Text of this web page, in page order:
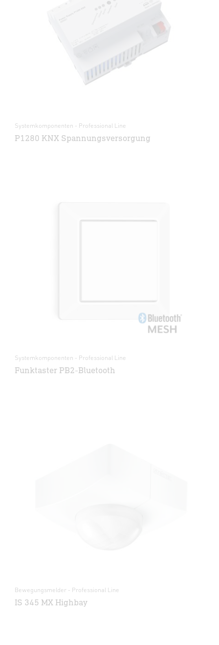
Systemkomponenten - Professional Line
P1280 KNX Spannungsversorgung
Systemkomponenten - Professional Line
Funktaster PB2-Bluetooth
Bewegungsmelder - Professional Line
IS 345 MX Highbay